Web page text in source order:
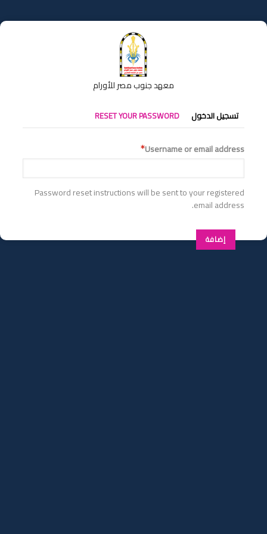
إلى
المحتوى
معهد جنوب مصر للأورام
التبويبات
الأساسية
تسجيل الدخول RESET YOUR PASSWORD
Username or email address
Password reset instructions will be sent to your registered
email address.